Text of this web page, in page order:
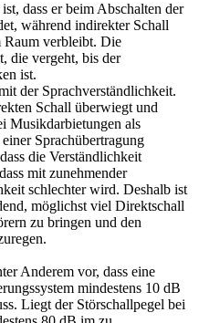
dass er beim Abschalten der
während indirekter Schall
verbleibt. Die
die vergeht, bis der
ist.
der Sprachverständlichkeit.
Schall überwiegt und
Musikdarbietungen als
Sprachübertragung
die Verständlichkeit
mit zunehmender
schlechter wird. Deshalb ist
möglichst viel Direktschall
zu bringen und den
Anderem vor, dass eine
mindestens 10 dB
Liegt der Störschallpegel bei